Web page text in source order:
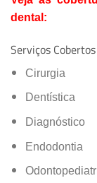
dental:
Serviços Cobertos
Cirurgia
Dentística
Diagnóstico
Endodontia